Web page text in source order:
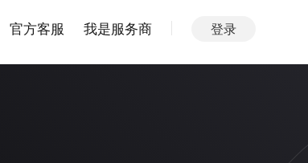
官方客服 我是服务商 登录